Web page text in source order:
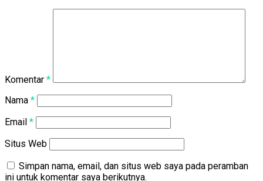
Komentar *
Nama *
Email *
Situs Web
Simpan nama, email, dan situs web saya pada peramban
ini untuk komentar saya berikutnya.